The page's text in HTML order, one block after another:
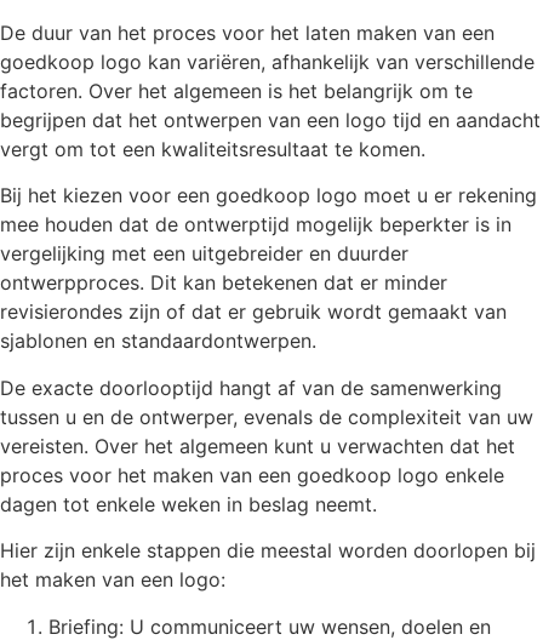
De duur van het proces voor het laten maken van een
goedkoop logo kan variëren, afhankelijk van verschillende
factoren. Over het algemeen is het belangrijk om te
begrijpen dat het ontwerpen van een logo tijd en aandacht
vergt om tot een kwaliteitsresultaat te komen.
Bij het kiezen voor een goedkoop logo moet u er rekening
mee houden dat de ontwerptijd mogelijk beperkter is in
vergelijking met een uitgebreider en duurder
ontwerpproces. Dit kan betekenen dat er minder
revisierondes zijn of dat er gebruik wordt gemaakt van
sjablonen en standaardontwerpen.
De exacte doorlooptijd hangt af van de samenwerking
tussen u en de ontwerper, evenals de complexiteit van uw
vereisten. Over het algemeen kunt u verwachten dat het
proces voor het maken van een goedkoop logo enkele
dagen tot enkele weken in beslag neemt.
Hier zijn enkele stappen die meestal worden doorlopen bij
het maken van een logo:
Briefing: U communiceert uw wensen, doelen en